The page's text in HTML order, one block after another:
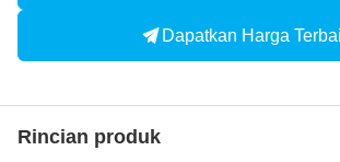
Dapatkan Harga
Rincian produk